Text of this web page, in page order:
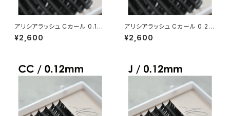
アリシアラッシュ Cカール 0.15
mm
¥2,600
アリシアラッシュ Cカール 0.20
mm
¥2,600